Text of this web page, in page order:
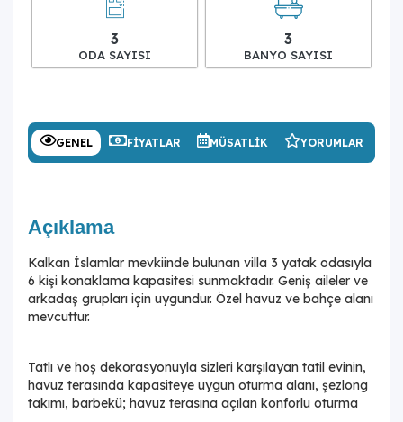
3
ODA SAYISI
3
BANYO SAYISI
GENEL FIYATLAR MÜSATLIK YORUMLAR
Açıklama
Kalkan İslamlar mevkiinde bulunan villa 3 yatak odasıyla
6 kişi konaklama kapasitesi sunmaktadır. Geniş aileler ve
arkadaş grupları için uygundur. Özel havuz ve bahçe alanı
mevcuttur.
Tatlı ve hoş dekorasyonuyla sizleri karşılayan tatil evinin,
havuz terasında kapasiteye uygun oturma alanı, şezlong
takımı, barbekü; havuz terasına açılan konforlu oturma